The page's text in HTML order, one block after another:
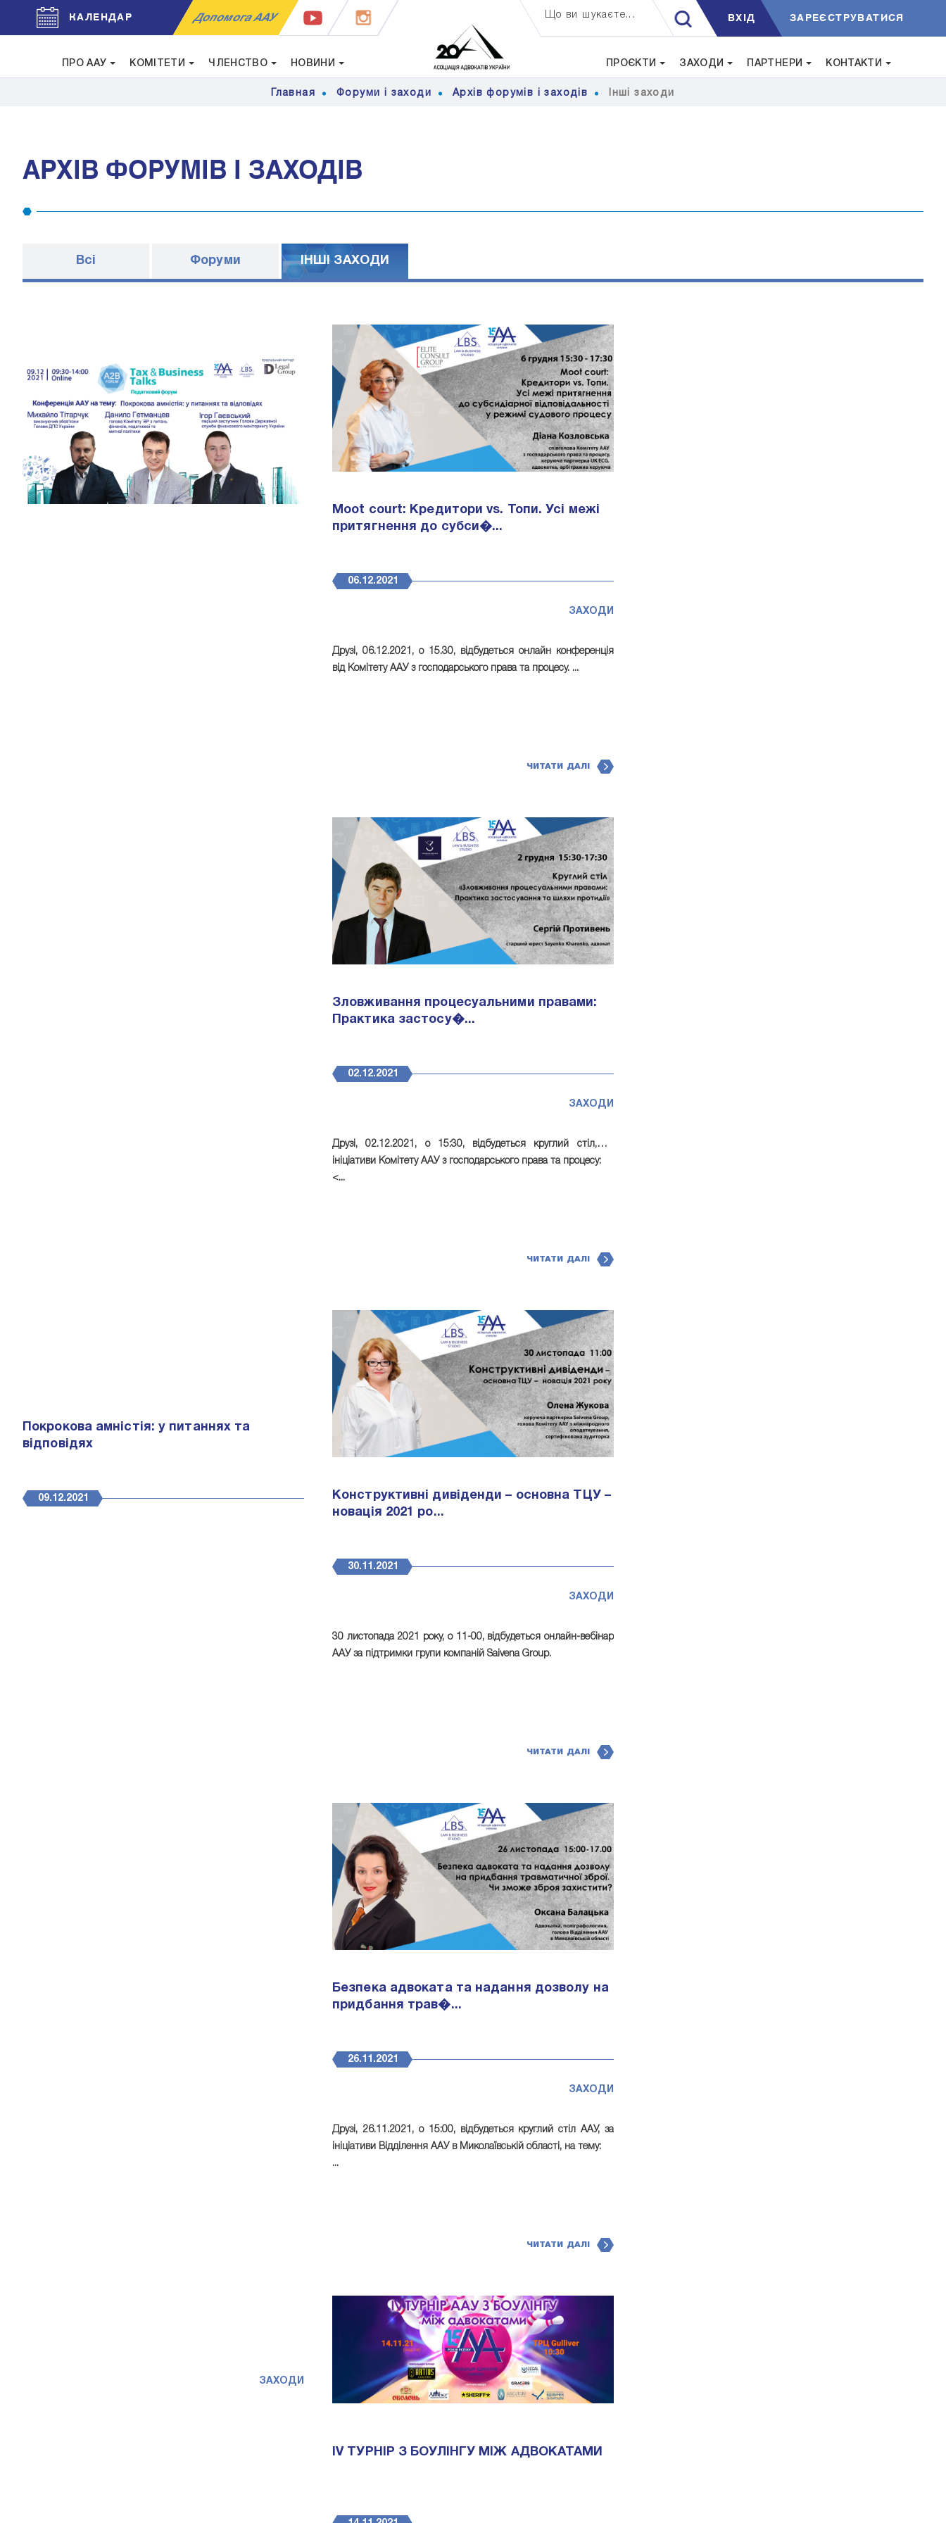
КАЛЕНДАР Допомога ААУ Що ви шукаєте... ВXIД ЗАРЕЄСТРУВАТИСЯ
ПРО ААУ КОМІТЕТИ ЧЛЕНСТВО НОВИНИ ПРОЄКТИ ЗАХОДИ ПАРТНЕРИ КОНТАКТИ
Главная Форуми і заходи Архів форумів і заходів Iншi заходи
АРХІВ ФОРУМІВ І ЗАХОДІВ
Всі Форуми IНШI ЗАХОДИ
Покрокова амністія: у питаннях та
відповідях
09.12.2021
ЗАХОДИ
Moot court: Кредитори vs. Топи. Усі межі
притягнення до субси�...
06.12.2021
ЗАХОДИ
Друзі, 06.12.2021 , о 15.30, відбудеться онлайн конференція
від Комітету ААУ з господарського права та процесу. ...
ЧИТАТИ ДАЛІ
Зловживання процесуальними правами:
Практика застосу�...
02.12.2021
ЗАХОДИ
Друзі,02.12.2021, о 15:30, відбудеться круглий стіл, за
ініціативи Комітету ААУ з господарського права та процесу:
<...
ЧИТАТИ ДАЛІ
Конструктивні дивіденди – основна ТЦУ –
новація 2021 ро...
30.11.2021
ЗАХОДИ
30 листопада 2021 року, о 11-00, відбудеться онлайн-вебінар
ААУ за підтримки групи компаній Saivena Group.
ЧИТАТИ ДАЛІ
Безпека адвоката та надання дозволу на
придбання трав�...
26.11.2021
ЗАХОДИ
Друзі, 26.11.2021, о 15:00, відбудеться круглий стіл ААУ, за
ініціативи Відділення ААУ в Миколаївській області, на тему:
...
ЧИТАТИ ДАЛІ
ІV ТУРНІР З БОУЛІНГУ МІЖ АДВОКАТАМИ